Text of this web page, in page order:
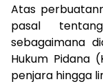
Atas
pasal
sebagaimana
Hukum Pidana
penjara hingga